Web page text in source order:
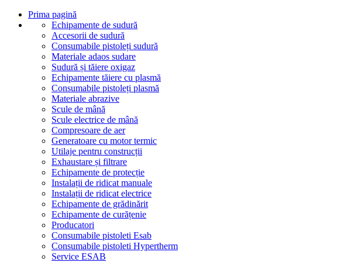
Prima pagină
Echipamente de sudură
Accesorii de sudură
Consumabile pistoleți sudură
Materiale adaos sudare
Sudură și tăiere oxigaz
Echipamente tăiere cu plasmă
Consumabile pistoleți plasmă
Materiale abrazive
Scule de mână
Scule electrice de mână
Compresoare de aer
Generatoare cu motor termic
Utilaje pentru construcții
Exhaustare și filtrare
Echipamente de protecție
Instalații de ridicat manuale
Instalații de ridicat electrice
Echipamente de grădinărit
Echipamente de curățenie
Producatori
Consumabile pistoleti Esab
Consumabile pistoleti Hypertherm
Service ESAB